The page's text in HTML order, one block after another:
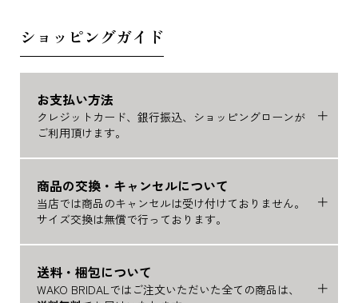
ショッピングガイド
お支払い方法
クレジットカード、銀行振込、ショッピングローンが
ご利用頂けます。
商品の交換・キャンセルについて
当店では商品のキャンセルは受け付けておりません。
サイズ交換は無償で行っております。
送料・梱包について
WAKO BRIDALではご注文いただいた全ての商品は、